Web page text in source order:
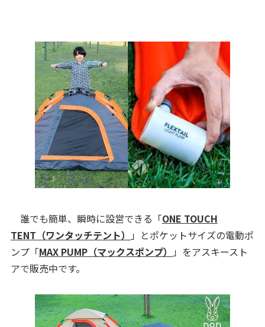
誰でも簡単、瞬時に設営できる「ONE TOUCH
TENT（ワンタッチテント）
」とポケットサイズの電動ポ
ンプ「MAX PUMP（マックスポンプ）
」をアスキースト
アで販売中です。